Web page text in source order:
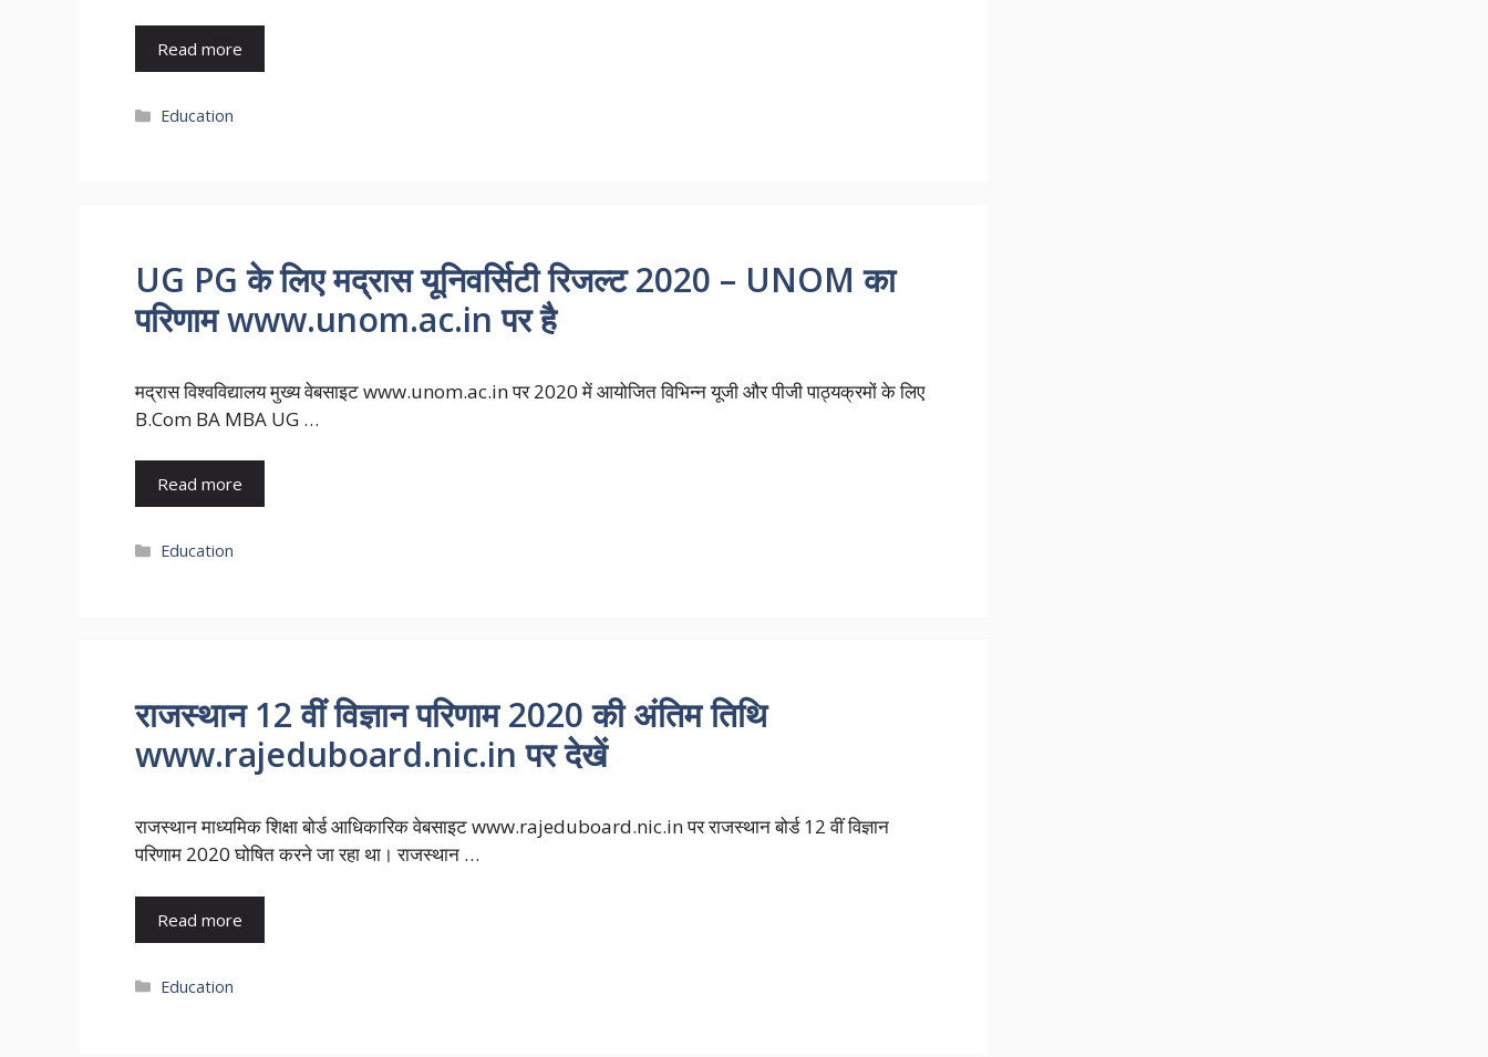
Read more
Categories
Education
UG PG के लिए मद्रास यूनिवर्सिटी रिजल्ट 2020 – UNOM का
परिणाम www.unom.ac.in पर है
मद्रास विश्वविद्यालय मुख्य वेबसाइट www.unom.ac.in पर 2020 में आयोजित विभिन्न यूजी और पीजी पाठ्यक्रमों के लिए
B.Com BA MBA UG …
Read more
Categories
Education
राजस्थान 12 वीं विज्ञान परिणाम 2020 की अंतिम तिथि
www.rajeduboard.nic.in पर देखें
राजस्थान माध्यमिक शिक्षा बोर्ड आधिकारिक वेबसाइट www.rajeduboard.nic.in पर राजस्थान बोर्ड 12 वीं विज्ञान
परिणाम 2020 घोषित करने जा रहा था। राजस्थान …
Read more
Categories
Education